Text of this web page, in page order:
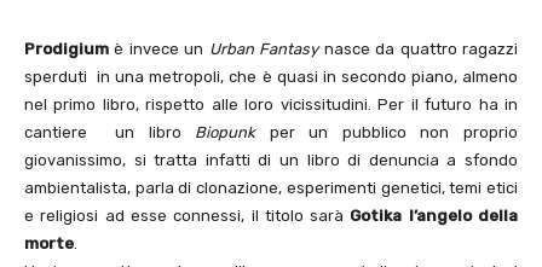
Prodigium è invece un Urban Fantasy nasce da quattro ragazzi
sperduti in una metropoli, che è quasi in secondo piano, almeno
nel primo libro, rispetto alle loro vicissitudini. Per il futuro ha in
cantiere un libro Biopunkper un pubblico non proprio
giovanissimo, si tratta infatti di un libro di denuncia a sfondo
ambientalista, parla di clonazione, esperimenti genetici, temi etici
e religiosi ad esse connessi, il titolo sarà Gotika l’angelo della
morte.